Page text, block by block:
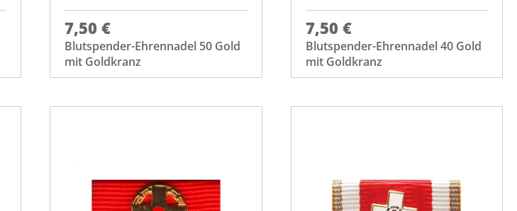
7,50 €
Blutspender-Ehrennadel 50 Gold
mit Goldkranz
7,50 €
Blutspender-Ehrennadel 40 Gold
mit Goldkranz